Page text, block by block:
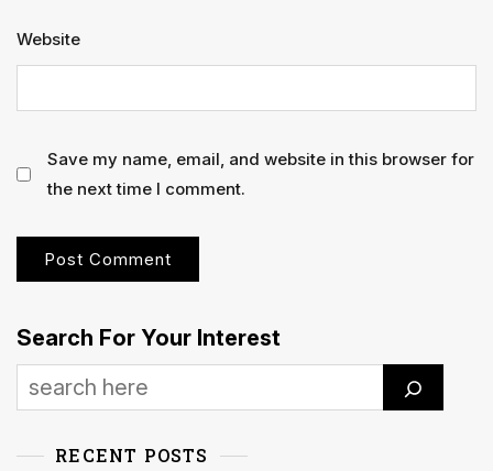
Website
Save my name, email, and website in this browser for
the next time I comment.
Search For Your Interest
RECENT POSTS